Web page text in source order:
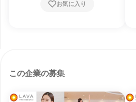
お気に入り
この企業の募集